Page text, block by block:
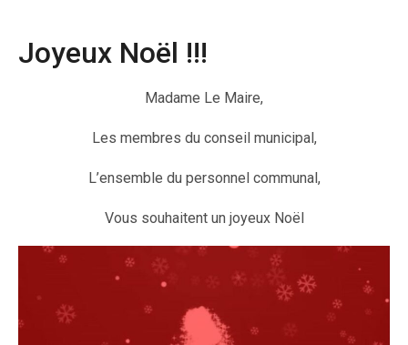
Joyeux Noël !!!
Madame Le Maire,
Les membres du conseil municipal,
L’ensemble du personnel communal,
Vous souhaitent un joyeux Noël